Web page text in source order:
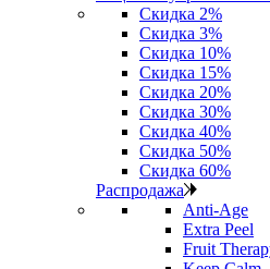
Скидка 2%
Скидка 3%
Скидка 10%
Скидка 15%
Скидка 20%
Скидка 30%
Скидка 40%
Скидка 50%
Скидка 60%
Распродажа
Anti‑Age
Extra Peel
Fruit